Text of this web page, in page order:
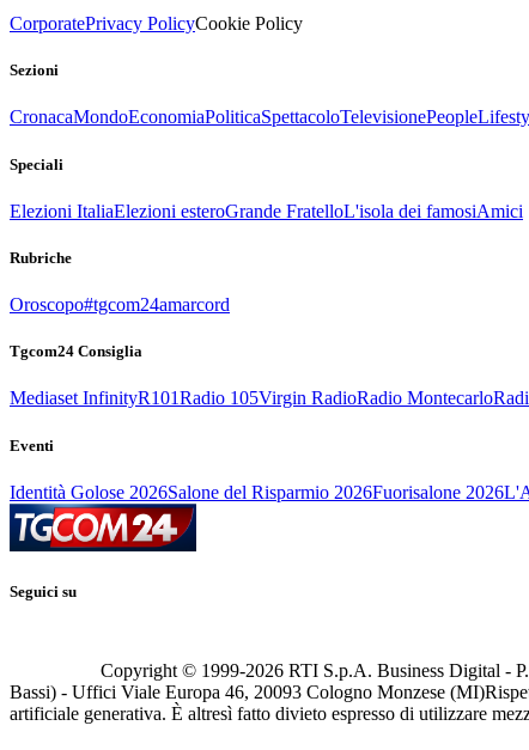
CorporatePrivacy PolicyCookie Policy
Sezioni
CronacaMondoEconomiaPoliticaSpettacoloTelevisionePeople
Speciali
Elezioni ItaliaElezioni esteroGrande FratelloL'isola dei famosiAmici
Rubriche
Oroscopo#tgcom24amarcord
Tgcom24 Consiglia
Mediaset InfinityR101Radio 105Virgin RadioRadio Montecarlo
Eventi
Identità Golose 2026Salone del Risparmio 2026Fuorisalone 2026
Seguici su
Copyright © 1999-2026 RTI S.p.A. Business Digital -
Bassi) - Uffici Viale Europa 46, 20093 Cologno Monzese (MI)
artificiale generativa. È altresì fatto divieto espresso di utilizzare